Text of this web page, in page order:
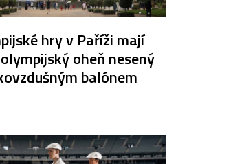
hry v Paříži mají
oheň nesený
balónem